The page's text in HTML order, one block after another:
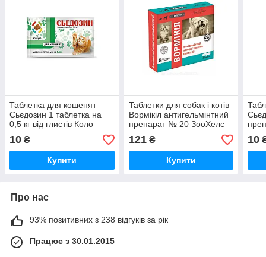
Таблетка для кошенят
Сьєдозин 1 таблетка на
0,5 кг від глистів Коло
10 ₴
Купити
Таблетки для собак і котів
Вормікіл антигельмінтний
препарат № 20 ЗооХелс
121₴
Купити
кг
10
Про нас
93% позитивних з 238 відгуків за рік
Працює з 30.01.2015